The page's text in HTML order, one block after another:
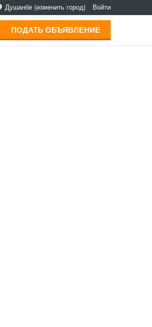
Душанбе (изменить город) Войти
ПОДАТЬ ОБЪЯВЛЕНИЕ